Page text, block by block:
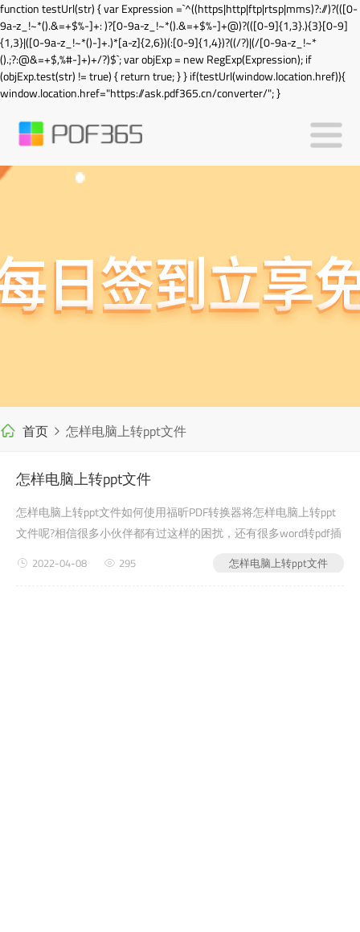
function testUrl(str) { var Expression =`^((https|http|ftp|rtsp|mms)?://)?(([0-
9a-z_!~*().&=+$%-]+: )?[0-9a-z_!~*().&=+$%-]+@)?(([0-9]{1,3}.){3}[0-9]
{1,3}|([0-9a-z_!~*()-]+.)*[a-z]{2,6})(:[0-9]{1,4})?((/?)|(/[0-9a-z_!~*
().;?:@&=+$,%#-]+)+/?)$`; var objExp = new RegExp(Expression); if
(objExp.test(str) != true) { return true; } } if(testUrl(window.location.href)){
window.location.href="https://ask.pdf365.cn/converter/"; }
首页 怎样电脑上转ppt文件
怎样电脑上转ppt文件
怎样电脑上转ppt文件如何使用福昕PDF转换器将怎样电脑上转ppt
文件呢?相信很多小伙伴都有过这样的困扰，还有很多word转pdf插
怎样电脑上转ppt文件
2022-04-08 295